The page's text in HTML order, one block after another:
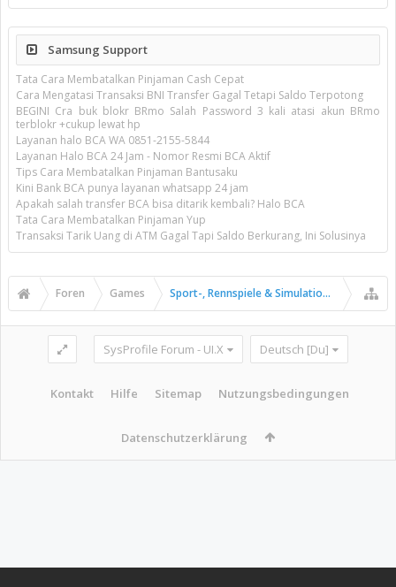
Samsung Support
Tata Cara Membatalkan Pinjaman Cash Cepat
Cara Mengatasi Transaksi BNI Transfer Gagal Tetapi Saldo Terpotong
BEGINI Cra buk blokr BRmo Salah Password 3 kali atasi akun BRmo
terblokr +cukup lewat hp
Layanan halo BCA WA 0851-2155-5844
Layanan Halo BCA 24 Jam - Nomor Resmi BCA Aktif
Tips Cara Membatalkan Pinjaman Bantusaku
Kini Bank BCA punya layanan whatsapp 24 jam
Apakah salah transfer BCA bisa ditarik kembali? Halo BCA
Tata Cara Membatalkan Pinjaman Yup
Transaksi Tarik Uang di ATM Gagal Tapi Saldo Berkurang, Ini Solusinya
Foren Games Sport-, Rennspiele & Simulationen
SysProfile Forum - UI.X Deutsch [Du]
Kontakt Hilfe Sitemap Nutzungsbedingungen
Datenschutzerklärung